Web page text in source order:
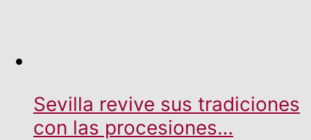
Sevilla revive sus tradiciones
con las procesiones…